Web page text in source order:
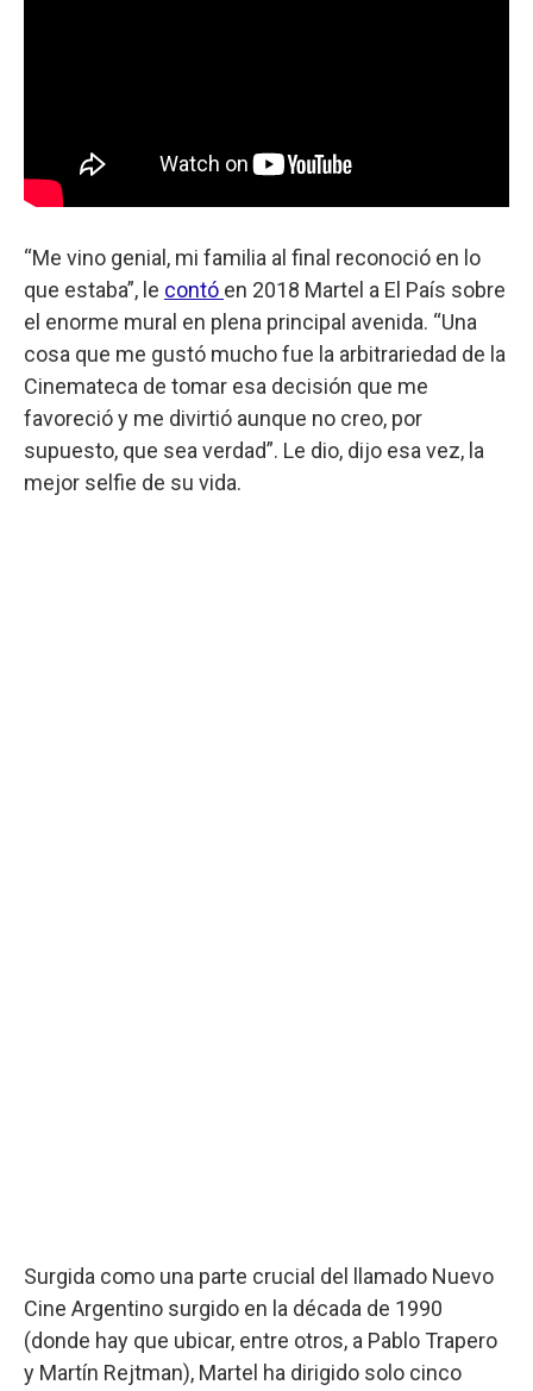
“Me vino genial, mi familia al final reconoció en lo
que estaba”, le contó en 2018 Martel a El País sobre
el enorme mural en plena principal avenida. “Una
cosa que me gustó mucho fue la arbitrariedad de la
Cinemateca de tomar esa decisión que me
favoreció y me divirtió aunque no creo, por
supuesto, que sea verdad”. Le dio, dijo esa vez, la
mejor selfie de su vida.
Surgida como una parte crucial del llamado Nuevo
Cine Argentino surgido en la década de 1990
(donde hay que ubicar, entre otros, a Pablo Trapero
y Martín Rejtman), Martel ha dirigido solo cinco